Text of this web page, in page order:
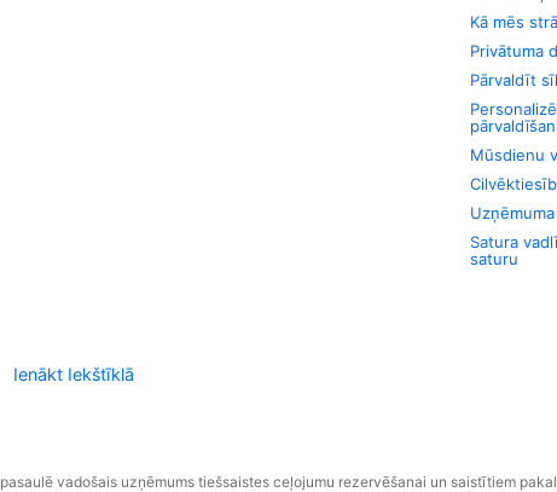
Kā mēs
Privātuma
Pārvaldīt
Mūsdienu
Satura
saturu
Ienākt Iekštīklā
vadošais uzņēmums tiešsaistes ceļojumu rezervēšanai un saistītiem